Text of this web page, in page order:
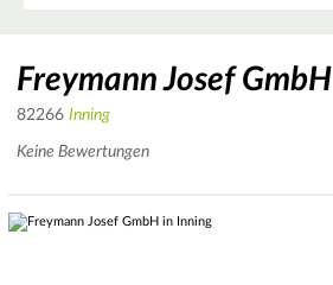
Freymann Josef GmbH
82266 Inning
Keine Bewertungen